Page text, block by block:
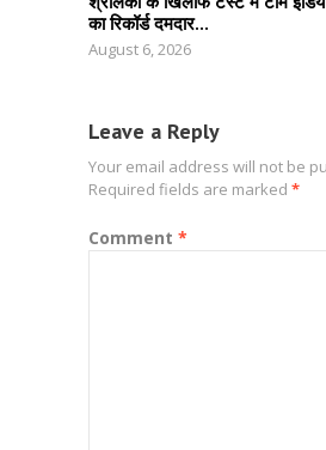
का रिकॉर्ड दमदार...
August 6, 2026
Leave a Reply
Your email address will not be
Required fields are marked *
Comment *